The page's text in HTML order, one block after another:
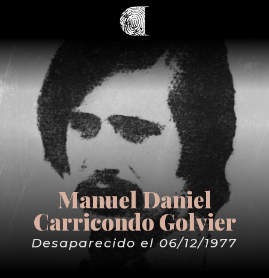
Manuel Daniel
Carricondo Golvier
Desaparecido el 06/12/1977